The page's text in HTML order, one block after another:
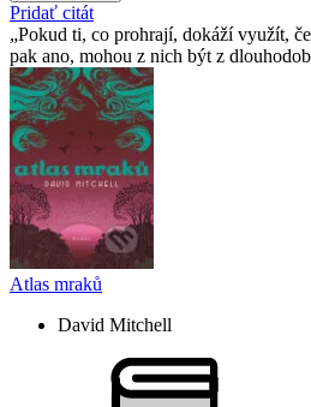
Pridať citát
Pokud ti, co prohrají, dokáží využít,
pak ano, mohou z nich být z
Atlas mraků
David Mitchell